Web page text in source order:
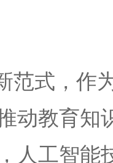
范式，作
动教育知
人工智能